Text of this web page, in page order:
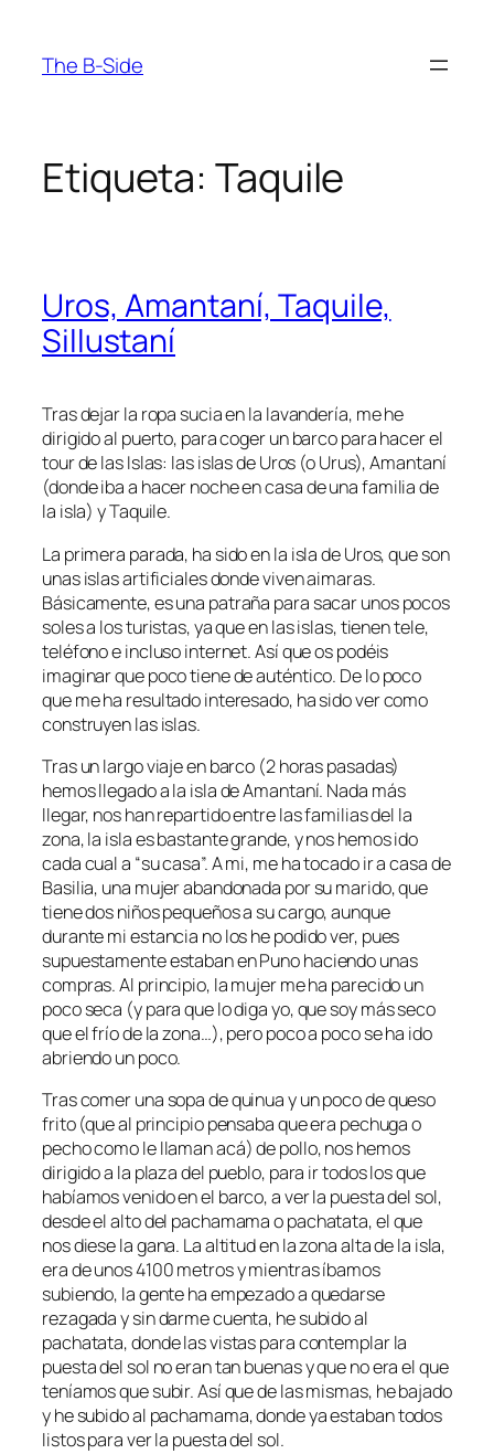
contenido
The B-Side
Etiqueta: Taquile
Uros, Amantaní, Taquile,
Sillustaní
Tras dejar la ropa sucia en la lavandería, me he
dirigido al puerto, para coger un barco para hacer el
tour de las Islas: las islas de Uros (o Urus), Amantaní
(donde iba a hacer noche en casa de una familia de
la isla) y Taquile.
La primera parada, ha sido en la isla de Uros, que son
unas islas artificiales donde viven aimaras.
Básicamente, es una patraña para sacar unos pocos
soles a los turistas, ya que en las islas, tienen tele,
teléfono e incluso internet. Así que os podéis
imaginar que poco tiene de auténtico. De lo poco
que me ha resultado interesado, ha sido ver como
construyen las islas.
Tras un largo viaje en barco (2 horas pasadas)
hemos llegado a la isla de Amantaní. Nada más
llegar, nos han repartido entre las familias del la
zona, la isla es bastante grande, y nos hemos ido
cada cual a “su casa”. A mi, me ha tocado ir a casa de
Basilia, una mujer abandonada por su marido, que
tiene dos niños pequeños a su cargo, aunque
durante mi estancia no los he podido ver, pues
supuestamente estaban en Puno haciendo unas
compras. Al principio, la mujer me ha parecido un
poco seca (y para que lo diga yo, que soy más seco
que el frío de la zona…), pero poco a poco se ha ido
abriendo un poco.
Tras comer una sopa de quinua y un poco de queso
frito (que al principio pensaba que era pechuga o
pecho como le llaman acá) de pollo, nos hemos
dirigido a la plaza del pueblo, para ir todos los que
habíamos venido en el barco, a ver la puesta del sol,
desde el alto del pachamama o pachatata, el que
nos diese la gana. La altitud en la zona alta de la isla,
era de unos 4100 metros y mientras íbamos
subiendo, la gente ha empezado a quedarse
rezagada y sin darme cuenta, he subido al
pachatata, donde las vistas para contemplar la
puesta del sol no eran tan buenas y que no era el que
teníamos que subir. Así que de las mismas, he bajado
y he subido al pachamama, donde ya estaban todos
listos para ver la puesta del sol.